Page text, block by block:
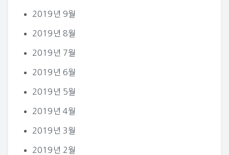
2019년 9월
2019년 8월
2019년 7월
2019년 6월
2019년 5월
2019년 4월
2019년 3월
2019년 2월